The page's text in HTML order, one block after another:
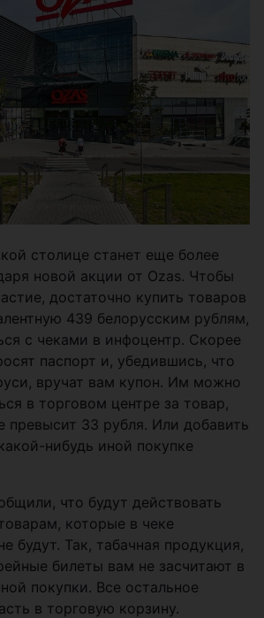
столице станет еще более
новой акции от Ozas. Чтобы
достаточно купить товаров
439 белорусским рублям,
с чеками в инфоцентр. Скорее
паспорт и, убедившись, что
вручат вам купон. Им можно
в торговом центре за товар,
превысит 33 рубля. Или добавить
нибудь иной покупке
что будут действовать
которые в чеке
будут. Так, табачная продукция,
билеты вам не засчитают в
покупки. Все остальное
в торговую корзину.